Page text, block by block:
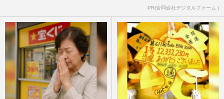
PR(合同会社デジタルファーム )